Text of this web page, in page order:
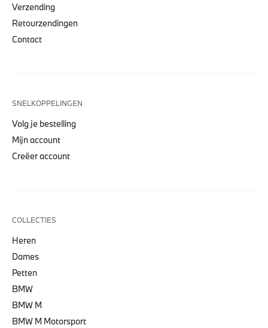
Verzending
Retourzendingen
Contact
SNELKOPPELINGEN
Volg je bestelling
Mijn account
Creëer account
COLLECTIES
Heren
Dames
Petten
BMW
BMW M
BMW M Motorsport